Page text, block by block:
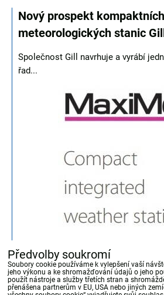
Nový prospekt kompaktních
meteorologických stanic
Společnost Gill navrhuje a vyrábí
řad...
NOVINKA
Předvolby soukromí
Soubory cookie používáme k vylepšení vaší
jeho výkonu a ke shromažďování údajů o jeho
použít nástroje a služby třetích stran a
přenášena partnerům v EU, USA nebo jiných